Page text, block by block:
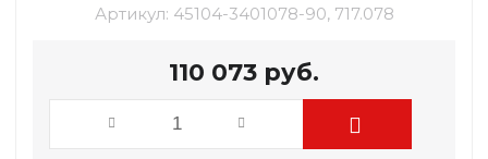
Артикул: 45104-3401078-90, 717.078
110 073 руб.